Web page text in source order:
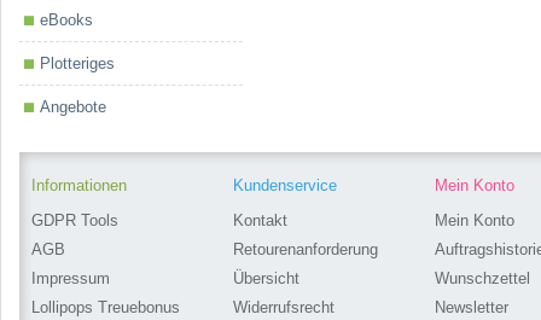
eBooks
Plotteriges
Angebote
Mein Konto
Mein Konto
Wunschzettel
Newsletter
Kundenservice
Kontakt
Retourenanforderung
Übersicht
Widerrufsrecht
Informationen
GDPR Tools
AGB
Impressum
Lollipops Treuebonus